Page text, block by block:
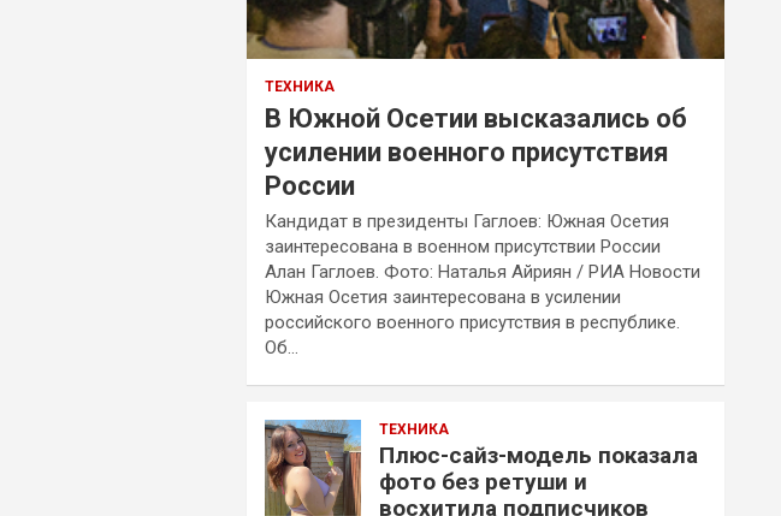
ТЕХНИКА
В Южной Осетии высказались об
усилении военного присутствия
России
Кандидат в президенты Гаглоев: Южная Осетия
заинтересована в военном присутствии России
Алан Гаглоев. Фото: Наталья Айриян / РИА Новости
Южная Осетия заинтересована в усилении
российского военного присутствия в республике.
Об…
ТЕХНИКА
Плюс-сайз-модель показала
фото без ретуши и
восхитила подписчиков